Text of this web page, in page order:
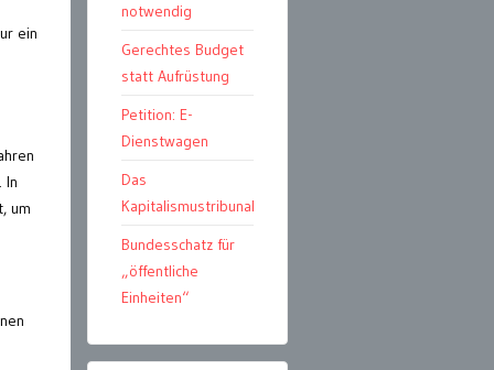
ein
In
um
notwendig
Gerechtes Budget
statt Aufrüstung
Petition: E-
Dienstwagen
Das
Kapitalismustribunal
Bundesschatz für
„öffentliche
Einheiten“